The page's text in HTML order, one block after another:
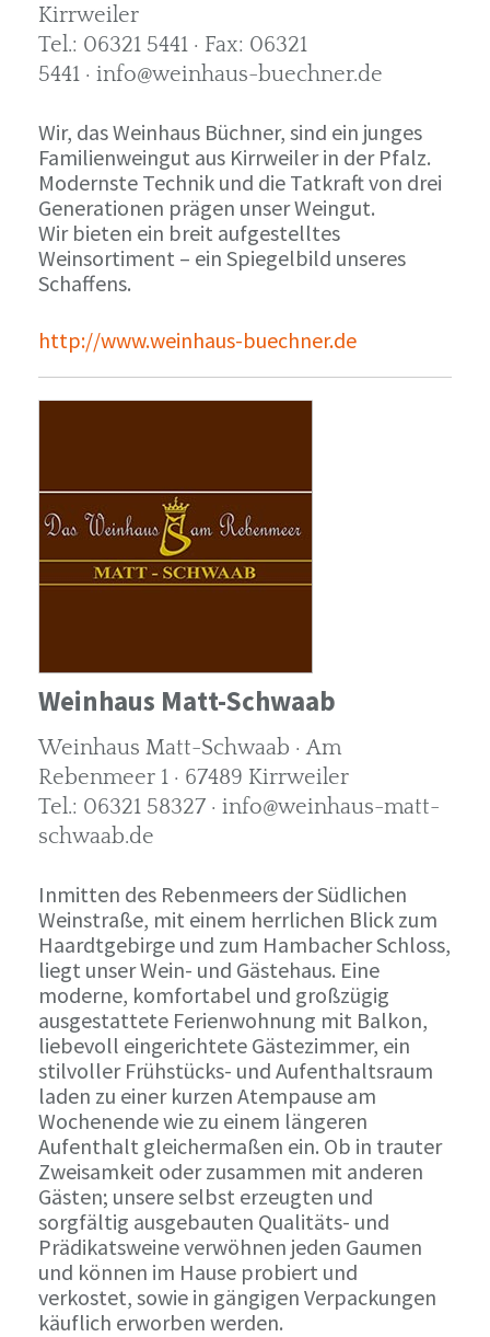
Kirrweiler
Tel.: 06321 5441 · Fax: 06321
5441 · info@weinhaus-buechner.de
Wir, das Weinhaus Büchner, sind ein junges
Familienweingut aus Kirrweiler in der Pfalz.
Modernste Technik und die Tatkraft von drei
Generationen prägen unser Weingut.
Wir bieten ein breit aufgestelltes
Weinsortiment – ein Spiegelbild unseres
Schaffens.
http://www.weinhaus-buechner.de
Weinhaus Matt-Schwaab
Weinhaus Matt-Schwaab · Am
Rebenmeer 1 · 67489 Kirrweiler
Tel.: 06321 58327 · info@weinhaus-matt-
schwaab.de
Inmitten des Rebenmeers der Südlichen
Weinstraße, mit einem herrlichen Blick zum
Haardtgebirge und zum Hambacher Schloss,
liegt unser Wein- und Gästehaus. Eine
moderne, komfortabel und großzügig
ausgestattete Ferienwohnung mit Balkon,
liebevoll eingerichtete Gästezimmer, ein
stilvoller Frühstücks- und Aufenthaltsraum
laden zu einer kurzen Atempause am
Wochenende wie zu einem längeren
Aufenthalt gleichermaßen ein. Ob in trauter
Zweisamkeit oder zusammen mit anderen
Gästen; unsere selbst erzeugten und
sorgfältig ausgebauten Qualitäts- und
Prädikatsweine verwöhnen jeden Gaumen
und können im Hause probiert und
verkostet, sowie in gängigen Verpackungen
käuflich erworben werden.